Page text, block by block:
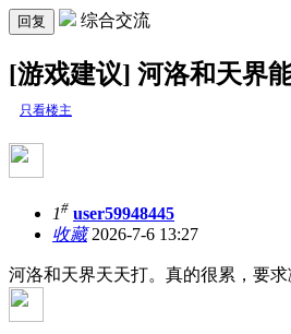
回复 综合交流
[游戏建议] 河洛和天界
只看楼主
1# user59948445
收藏2026-7-6 13:27
河洛和天界天天打。真的很累，要求